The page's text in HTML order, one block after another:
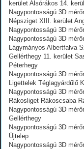
kerület Alsórákos 14.
Nagypontosságú 3D
Népsziget XIII. kerület
Nagypontosságú 3D
Nagypontosságú 3D
Lágymányos Albertfalva
Gellérthegy 11. kerület
Péterhegy
Nagypontosságú 3D
Ligettelek Téglagyárdűlő
Nagypontosságú 3D
Rákosliget Rákoscsaba
Nagypontosságú 3D
Gellérthegy
Nagypontosságú 3D
Újtelep
Nagypontosságú 3D